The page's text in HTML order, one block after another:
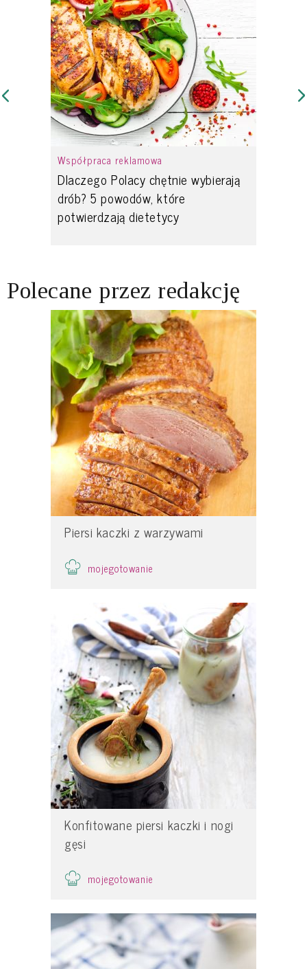
Współpraca reklamowa
Dlaczego Polacy chętnie wybierają
drób? 5 powodów, które
potwierdzają dietetycy
Polecane przez redakcję
Piersi kaczki z warzywami
mojegotowanie
Konfitowane piersi kaczki i nogi
gęsi
mojegotowanie